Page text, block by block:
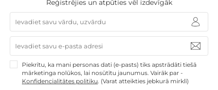
maksas
14 dienunaudas atmaksas garantija
Kvalitatīva klientuapkalpošana
Reģistrējies un atpūties vēl izdevīgāk
Piekrītu, ka mani personas dati (e-pasts) tiks apstrādāti tiešā
mārketinga nolūkos, lai nosūtītu jaunumus. Vairāk par -
Konfidencialitātes politiku. (Varat atteikties jebkurā mirklī)